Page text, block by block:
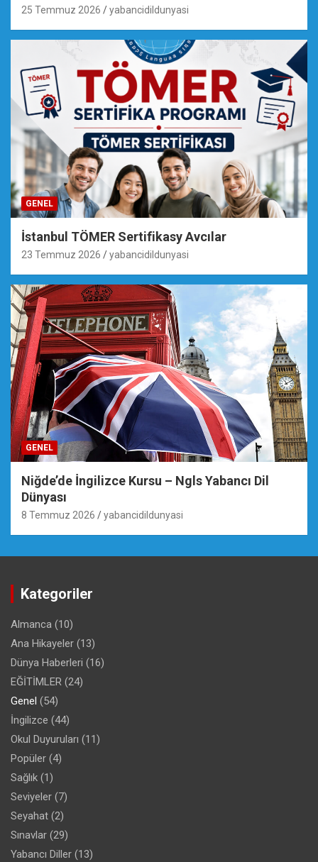
25 Temmuz 2026 yabancidildunyasi
GENEL
İstanbul TÖMER Sertifikasy Avcılar
23 Temmuz 2026 yabancidildunyasi
GENEL
Niğde’de İngilizce Kursu – Ngls Yabancı Dil
Dünyası
8 Temmuz 2026 yabancidildunyasi
Kategoriler
Almanca (10)
Ana Hikayeler (13)
Dünya Haberleri (16)
EĞİTİMLER (24)
Genel (54)
İngilizce (44)
Okul Duyuruları (11)
Popüler (4)
Sağlık (1)
Seviyeler (7)
Seyahat (2)
Sınavlar (29)
Yabancı Diller (13)